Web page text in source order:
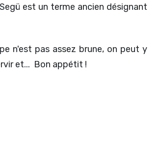
est un terme ancien désignant
n'est pas assez brune, on peut y
et... Bon appétit !